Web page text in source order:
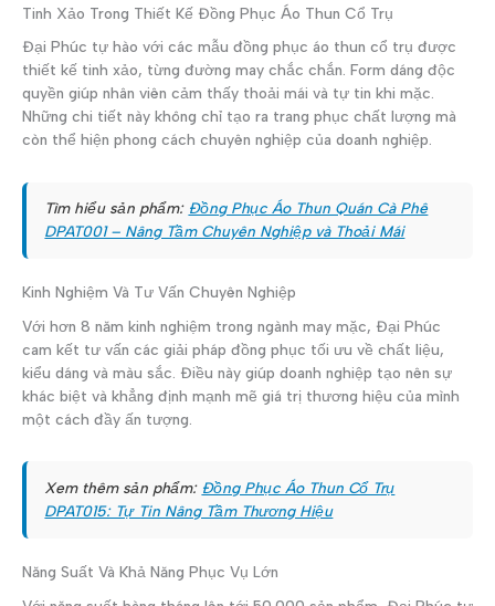
Tinh Xảo Trong Thiết Kế Đồng Phục Áo Thun Cổ Trụ
Đại Phúc tự hào với các mẫu đồng phục áo thun cổ trụ được
thiết kế tinh xảo, từng đường may chắc chắn. Form dáng độc
quyền giúp nhân viên cảm thấy thoải mái và tự tin khi mặc.
Những chi tiết này không chỉ tạo ra trang phục chất lượng mà
còn thể hiện phong cách chuyên nghiệp của doanh nghiệp.
Tìm hiểu sản phẩm: Đồng Phục Áo Thun Quán Cà Phê
DPAT001 – Nâng Tầm Chuyên Nghiệp và Thoải Mái
Kinh Nghiệm Và Tư Vấn Chuyên Nghiệp
Với hơn 8 năm kinh nghiệm trong ngành may mặc, Đại Phúc
cam kết tư vấn các giải pháp đồng phục tối ưu về chất liệu,
kiểu dáng và màu sắc. Điều này giúp doanh nghiệp tạo nên sự
khác biệt và khẳng định mạnh mẽ giá trị thương hiệu của mình
một cách đầy ấn tượng.
Xem thêm sản phẩm: Đồng Phục Áo Thun Cổ Trụ
DPAT015: Tự Tin Nâng Tầm Thương Hiệu
Năng Suất Và Khả Năng Phục Vụ Lớn